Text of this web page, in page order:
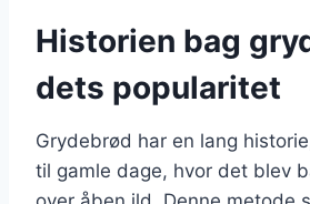
Historien bag
dets popularitet
Grydebrød har en lang
til gamle dage, hvor det blev